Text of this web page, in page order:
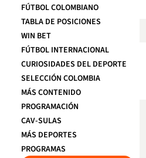
FÚTBOL COLOMBIANO
TABLA DE POSICIONES
WIN BET
FÚTBOL INTERNACIONAL
CURIOSIDADES DEL DEPORTE
SELECCIÓN COLOMBIA
MÁS CONTENIDO
PROGRAMACIÓN
CAV-SULAS
MÁS DEPORTES
PROGRAMAS